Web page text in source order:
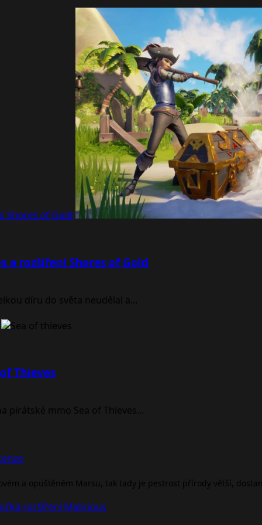
Shores of Gold
a rozšíření Shores of Gold
díru do světa neudělal a...
Thieves
pirátské mmo Sea of Thieves...
a opuštěném Marsu, tak tady je pestrost přírody větší,
rozšíření Malicious